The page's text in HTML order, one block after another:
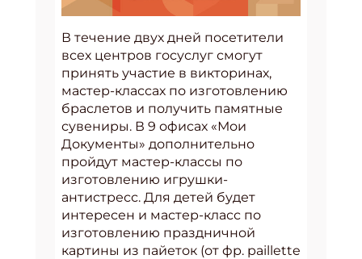
В течение двух дней посетители
всех центров госуслуг смогут
принять участие в викторинах,
мастер-классах по изготовлению
браслетов и получить памятные
сувениры. В 9 офисах «Мои
Документы» дополнительно
пройдут мастер-классы по
изготовлению игрушки-
антистресс. Для детей будет
интересен и мастер-класс по
изготовлению праздничной
картины из пайеток (от фр. paillette